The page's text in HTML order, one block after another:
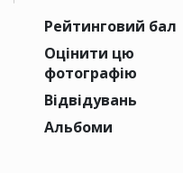
Рейтинговий бал
Оцінити цю
фотографію
Відвідувань
Альбоми